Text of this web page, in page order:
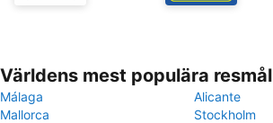
Världens mest populära resmål
Málaga
Alicante
Mallorca
Stockholm